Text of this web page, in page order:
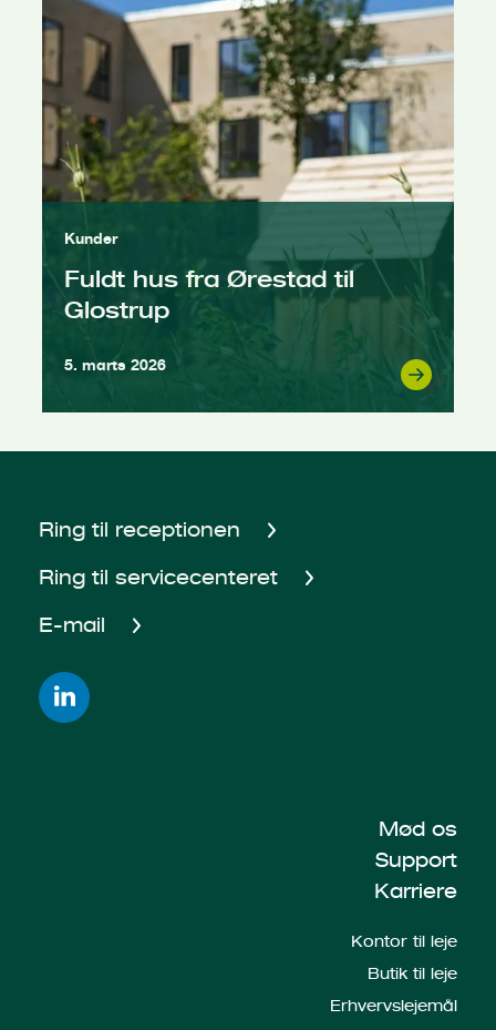
Kunder
Fuldt hus fra Ørestad til
Glostrup
5. marts 2026
Ring til receptionen
Ring til servicecenteret
E-mail
Mød os
Support
Karriere
Kontor til leje
Butik til leje
Erhvervslejemål